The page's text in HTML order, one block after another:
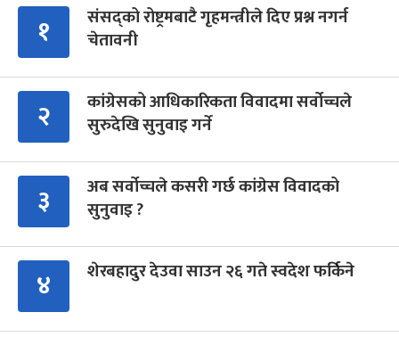
१
संसद्को रोष्ट्रमबाटै गृहमन्त्रीले दिए प्रश्न नगर्न
चेतावनी
२
कांग्रेसको आधिकारिकता विवादमा सर्वोच्चले
सुरुदेखि सुनुवाइ गर्ने
३
अब सर्वोच्चले कसरी गर्छ कांग्रेस विवादको
सुनुवाइ ?
४ शेरबहादुर देउवा साउन २६ गते स्वदेश फर्किने